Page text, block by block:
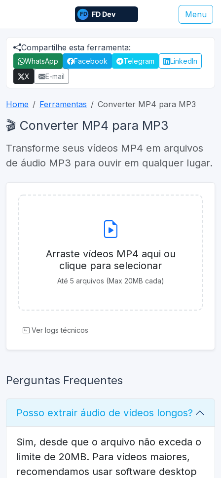
Menu
Compartilhe esta ferramenta:
WhatsApp Facebook Telegram
LinkedIn
X
E-mail
Home Ferramentas Converter MP4 para MP3
🎬 Converter MP4 para MP3
Transforme seus vídeos MP4 em arquivos
de áudio MP3 para ouvir em qualquer lugar.
Arraste vídeos MP4 aqui ou
clique para selecionar
Até 5 arquivos (Max 20MB cada)
Ver logs técnicos
Perguntas Frequentes
Posso extrair áudio de vídeos longos?
Sim, desde que o arquivo não exceda o
limite de 20MB. Para vídeos maiores,
recomendamos usar software desktop